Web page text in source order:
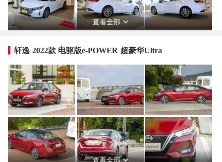
查看全部
轩逸 2022款 电驱版e-POWER 超豪华Ultra
查看全部